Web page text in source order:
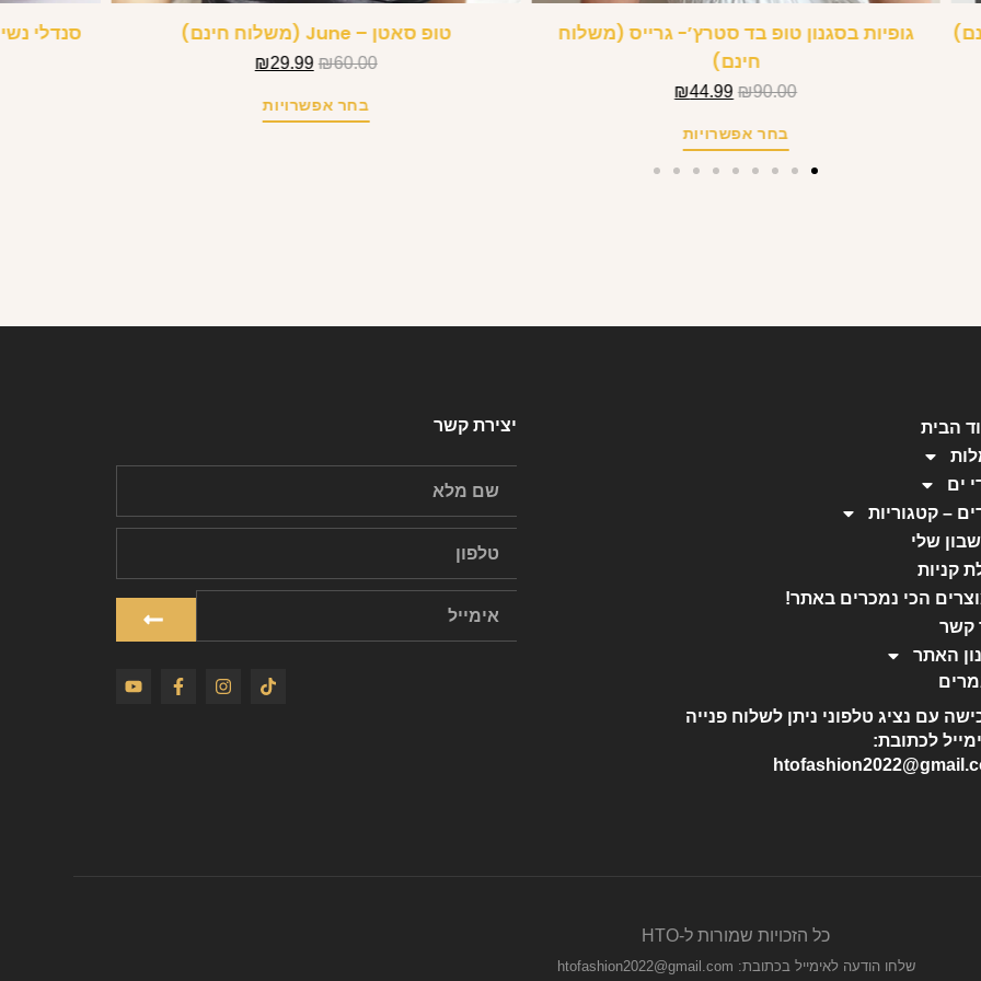
גופיות בסגנון טופ בד סטרץ’- גרייס (משלוח
חינם)
₪90.00
₪44.99
בחר אפשרויות
טופ סאטן – June (משלוח חינם)
₪60.00
₪29.99
בחר אפשרויות
סנדלי
הבית
ים
– קטגוריות
שלי
קניות
הכי נמכרים באתר!
קשר
האתר
עם נציג טלפוני ניתן לשלוח פנייה
לכתובת:
יצירת קשר
כל הזכויות שמורות ל-HTO
שלחו הודעה לאימייל בכתובת: htofashion2022@gmail.com